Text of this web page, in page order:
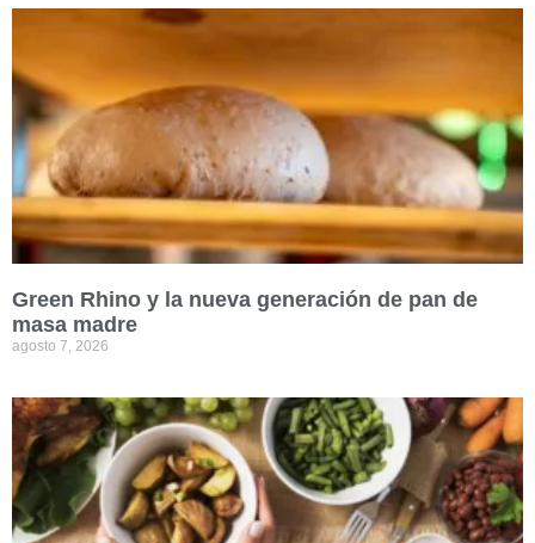
Green Rhino y la nueva generación de pan de
masa madre
agosto 7, 2026